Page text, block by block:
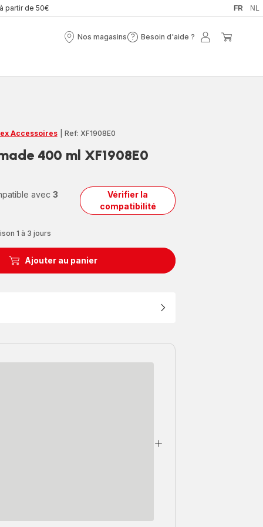
partir de 50€ FR NL
Nos magasins
Nos
Besoin d'aide ?
Besoin
Mon
Accessoires Ref: XF1908E0
400 ml XF1908E0
avec 3
Vérifier la
compatibilité
1 à 3 jours
Ajouter au panier